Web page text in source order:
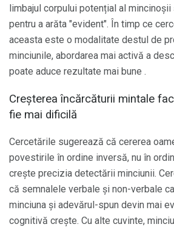
limbajul corpului potențial al
pentru a arăta "evident". În timp ce
aceasta este o modalitate destul de
minciunile, abordarea mai activă a
poate aduce rezultate mai bune .
Creșterea încărcăturii mintale
fie mai dificilă
Cercetările sugerează că cererea
povestirile în ordine inversă, nu în
crește precizia detectării minciunii.
că semnalele verbale și non-verbale
minciuna și adevărul-spun devin mai
cognitivă crește. Cu alte cuvinte,